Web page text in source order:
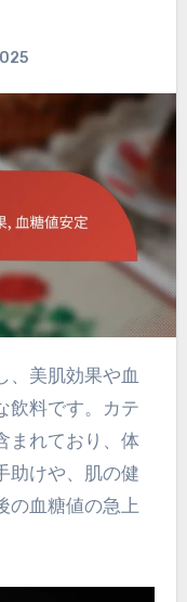
飲料です。カテ
まれており、体
助けや、肌の健
の血糖値の急上